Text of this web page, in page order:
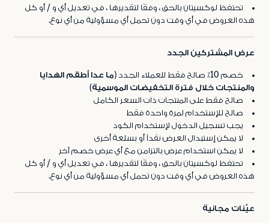
تحتفظ لوكسيتان بالحق ، وفقًا لتقديرها ، في تعديل أي و / أو كل
هذه العروض في أي وقت دون تحمل أي مسؤولية من أي نوع.
عرض المشتركين الجدد
خصم 10٪ صالح فقط للعملاء الجدد
(ما عدا أطقم الهدايا
والمنتجات خلال فترة التخفيضات الموسمية)
صالح فقط على المنتجات ذات السعر الكامل
صالح للإستخدام لمرة واحدة فقط
يجب تسجيل الدخول لإستخدام الكود
لا يمكن إستبدال العرض نقداً أو بسلعة أخرى
لا يمكن استخدام عرض بالتزامن مع أي عرض خصم آخر
تحتفظ لوكسيتان بالحق ، وفقًا لتقديرها ، في تعديل أي و / أو كل
هذه العروض في أي وقت دون تحمل أي مسؤولية من أي نوع.
عيّنات مجانية